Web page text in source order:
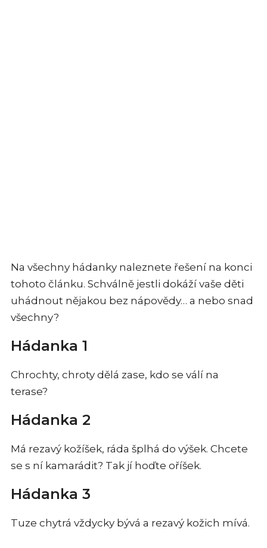
Na všechny hádanky naleznete řešení na konci
tohoto článku. Schválně jestli dokáží vaše děti
uhádnout nějakou bez nápovědy… a nebo snad
všechny?
Hádanka 1
Chrochty, chroty dělá zase, kdo se válí na
terase?
Hádanka 2
Má rezavý kožíšek, ráda šplhá do výšek. Chcete
se s ní kamarádit? Tak jí hoďte oříšek.
Hádanka 3
Tuze chytrá vždycky bývá a rezavý kožich mívá.